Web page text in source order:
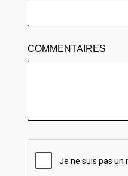
COMMENTAIRES